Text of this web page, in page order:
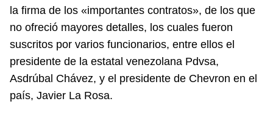
la firma de los «importantes contratos», de los que
no ofreció mayores detalles, los cuales fueron
suscritos por varios funcionarios, entre ellos el
presidente de la estatal venezolana Pdvsa,
Asdrúbal Chávez, y el presidente de Chevron en el
país, Javier La Rosa.